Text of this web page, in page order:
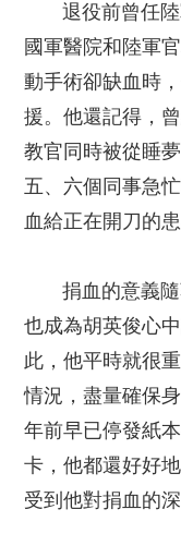
退役前曾任陸
國軍醫院和陸軍
動手術卻缺血時
援。他還記得，
教官同時被從睡
五、六個同事急
血給正在開刀的患
捐血的意義隨
也成為胡英俊心
此，他平時就很
情況，盡量確保
年前早已停發紙
卡，他都還好好
受到他對捐血的深